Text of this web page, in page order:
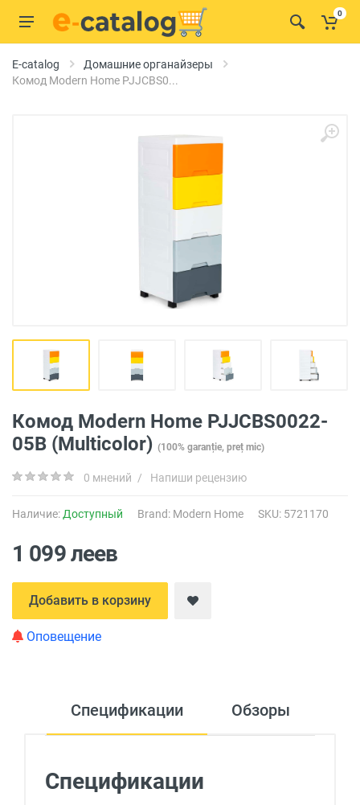
0
E-catalog
Домашние органайзеры
Комод Modern Home PJJCBS0...
Комод Modern Home PJJCBS0022-
05B (Multicolor) (100% garanție, preț mic)
0 мнений / Напиши рецензию
Наличие: Доступный Brand: Modern Home SKU: 5721170
1 099 леев
Добавить в корзину
Оповещение
Спецификации Обзоры
Спецификации